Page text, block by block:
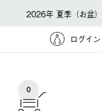
2026年 夏季（お盆
ログイン
0